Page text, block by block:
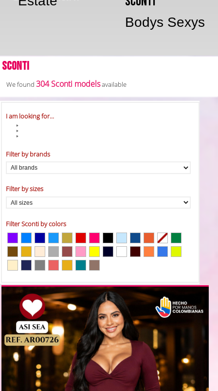
Bodys Sexys
Sconti
We found304 Sconti modelsavailable
I am looking for...
Filter by brands
Filter by sizes
Filter Sconti by colors